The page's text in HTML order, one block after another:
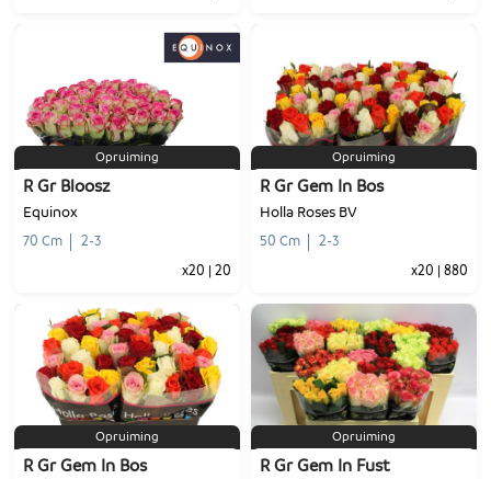
- 1 + Voeg toe - 1 + Voeg toe
Opruiming
R Gr Bloosz
Equinox
70 Cm 2-3
x20 20
- 1 + Voeg toe
Opruiming
R Gr Gem In Bos
Holla Roses BV
50 Cm 2-3
x20 880
- 1 + Voeg toe
Opruiming
R Gr Gem In Bos
Opruiming
R Gr Gem In Fust